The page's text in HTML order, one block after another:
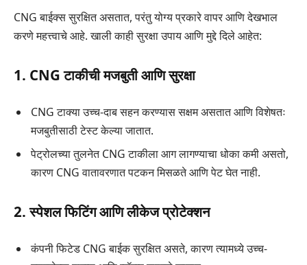
CNG बाईक्स सुरक्षित असतात, परंतु योग्य प्रकारे वापर आणि देखभाल
करणे महत्त्वाचे आहे. खाली काही सुरक्षा उपाय आणि मुद्दे दिले आहेत:
1. CNG टाकीची मजबुती आणि सुरक्षा
CNG टाक्या उच्च-दाब सहन करण्यास सक्षम असतात आणि विशेषतः
मजबुतीसाठी टेस्ट केल्या जातात.
पेट्रोलच्या तुलनेत CNG टाकीला आग लागण्याचा धोका कमी असतो,
कारण CNG वातावरणात पटकन मिसळते आणि पेट घेत नाही.
2. स्पेशल फिटिंग आणि लीकेज प्रोटेक्शन
कंपनी फिटेड CNG बाईक सुरक्षित असते, कारण त्यामध्ये उच्च-